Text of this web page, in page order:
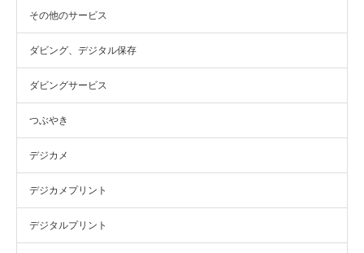
その他のサービス
ダビング、デジタル保存
ダビングサービス
つぶやき
デジカメ
デジカメプリント
デジタルプリント